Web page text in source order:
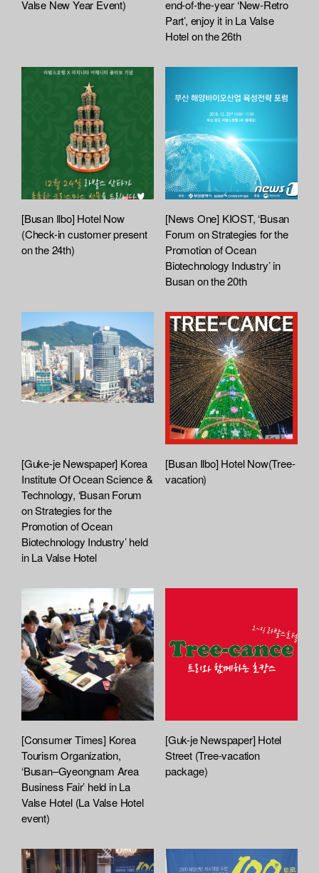
Valse New Year Event)
end-of-the-year ‘New-Retro
Part’, enjoy it in La Valse
Hotel on the 26th
[Busan Ilbo] Hotel Now
(Check-in customer present
on the 24th)
[News One] KIOST, ‘Busan
Forum on Strategies for the
Promotion of Ocean
Biotechnology Industry’ in
Busan on the 20th
[Guke-je Newspaper] Korea
Institute Of Ocean Science &
Technology, ‘Busan Forum
on Strategies for the
Promotion of Ocean
Biotechnology Industry’ held
in La Valse Hotel
[Busan Ilbo] Hotel Now(Tree-
vacation)
[Consumer Times] Korea
Tourism Organization,
‘Busan–Gyeongnam Area
Business Fair’ held in La
Valse Hotel (La Valse Hotel
event)
[Guk-je Newspaper] Hotel
Street (Tree-vacation
package)